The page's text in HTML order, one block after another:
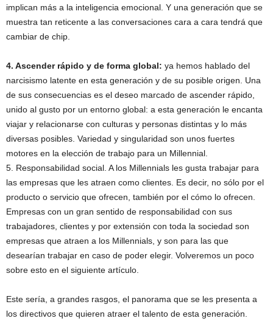
implican más a la inteligencia emocional. Y una generación que se
muestra tan reticente a las conversaciones cara a cara tendrá que
cambiar de chip.
4. Ascender rápido y de forma global: ya hemos hablado del
narcisismo latente en esta generación y de su posible origen. Una
de sus consecuencias es el deseo marcado de ascender rápido,
unido al gusto por un entorno global: a esta generación le encanta
viajar y relacionarse con culturas y personas distintas y lo más
diversas posibles. Variedad y singularidad son unos fuertes
motores en la elección de trabajo para un Millennial.
5. Responsabilidad social. A los Millennials les gusta trabajar para
las empresas que les atraen como clientes. Es decir, no sólo por el
producto o servicio que ofrecen, también por el cómo lo ofrecen.
Empresas con un gran sentido de responsabilidad con sus
trabajadores, clientes y por extensión con toda la sociedad son
empresas que atraen a los Millennials, y son para las que
desearían trabajar en caso de poder elegir. Volveremos un poco
sobre esto en el siguiente artículo.
Este sería, a grandes rasgos, el panorama que se les presenta a
los directivos que quieren atraer el talento de esta generación.